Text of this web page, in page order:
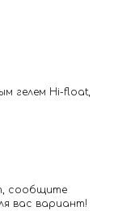
гелем Hi-float,
сообщите
вас вариант!